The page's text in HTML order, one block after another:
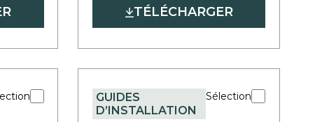
TÉLÉCHARGER
GUIDES
D’INSTALLATION
Sélection